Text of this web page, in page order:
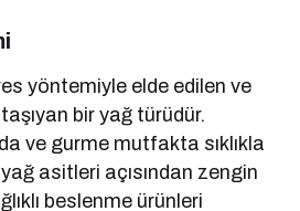
yöntemiyle elde edilen ve
bir yağ türüdür.
ve gurme mutfakta sıklıkla
asitleri açısından zengin
beslenme ürünleri